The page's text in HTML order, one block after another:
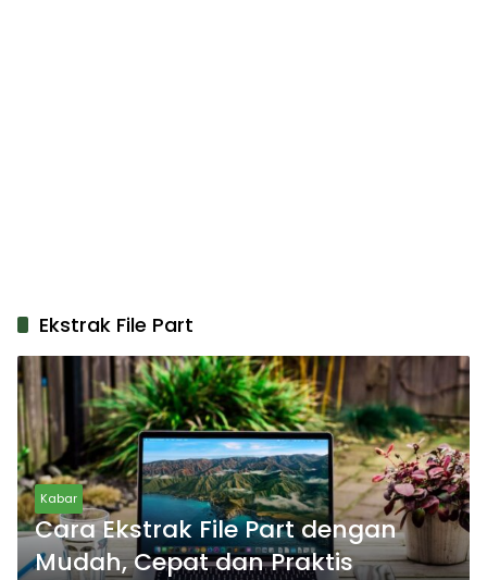
Ekstrak File Part
Kabar
Cara Ekstrak File Part dengan
Mudah, Cepat dan Praktis